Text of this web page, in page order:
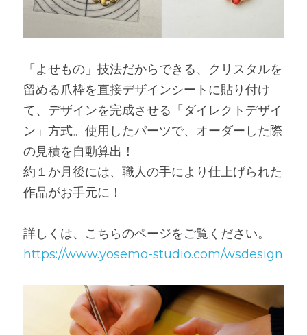
「よせもの」技法だからできる、クリスタルを
留める爪枠を直接デザインシートに貼り付け
て、デザインを完成させる「ダイレクトデザイ
ン」方式。使用したパーツで、オーダーした際
の見積を自動算出！
約１か月後には、職人の手により仕上げられた
作品がお手元に！
詳しくは、こちらのページをご覧ください。
https://www.yosemo-studio.com/wsdesign